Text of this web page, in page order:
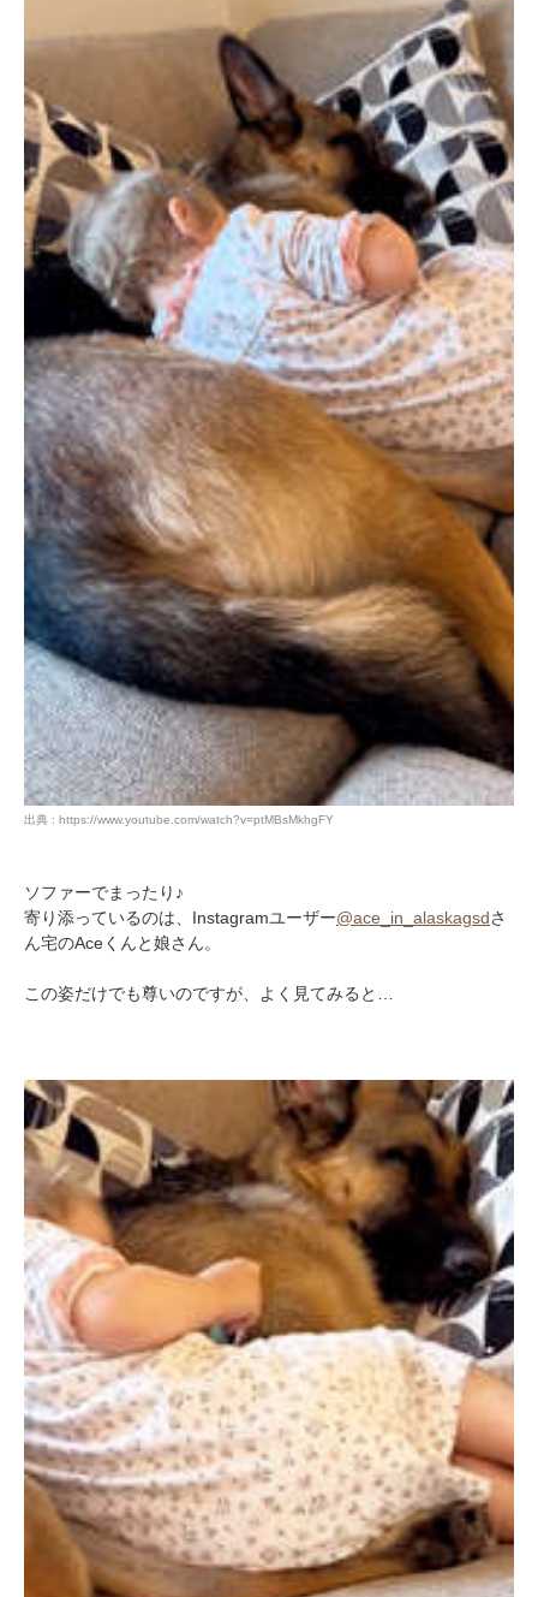
出典 : https://www.youtube.com/watch?v=ptMBsMkhgFY
ソファーでまったり♪
寄り添っているのは、Instagramユーザー@ace_in_alaskagsdさ
ん宅のAceくんと娘さん。
この姿だけでも尊いのですが、よく見てみると…